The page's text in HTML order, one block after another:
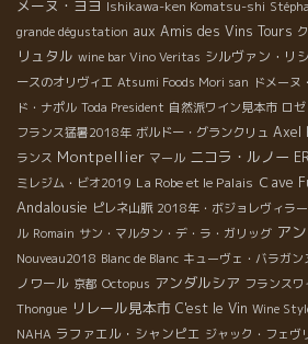
メーヌ・ヨヨ Ishikawa-ken Komatsu-shi
grande dégustation aux Amis des Vins Tours
リュタル wine bar Vino Veritas シルヴァン・リ
ースのオリヴィエ Atsumi Foods Mori san ドメーヌ
ド・ナポル Toda President 自然派ワイン見本市 ロ
フランス猛暑2018年 ボルドー・グランクリュ Axel
ランス Montpellier マール ニコラ・ルノー
ミレジム・ビオ2019 La Robe et le Palais Ｃave
Andalousie ピレネ山脈 2018年・ボジョレヴィラ
ル Romain サン・マルタン・デ・ラ・ガリッグ ア
Nouveau2018 Blanc de Blanc キューヴェ・バラガン
ノワール 京都 Octopus アンダルシア フランス
Thongue リレール見本市 C'est le Vin Wine
NAHA ラファエル・シャンピエ ジャック・フェヴ